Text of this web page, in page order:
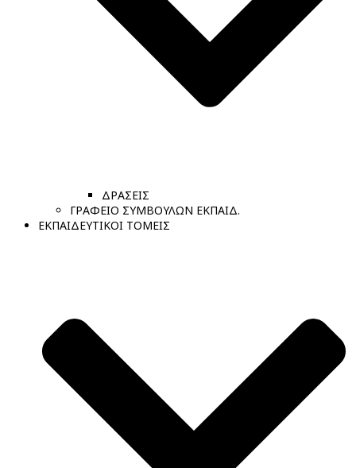
ΔΡΑΣΕΙΣ
ΓΡΑΦΕΙΟ ΣΥΜΒΟΥΛΩΝ ΕΚΠΑΙΔ.
ΕΚΠΑΙΔΕΥΤΙΚΟΙ ΤΟΜΕΙΣ